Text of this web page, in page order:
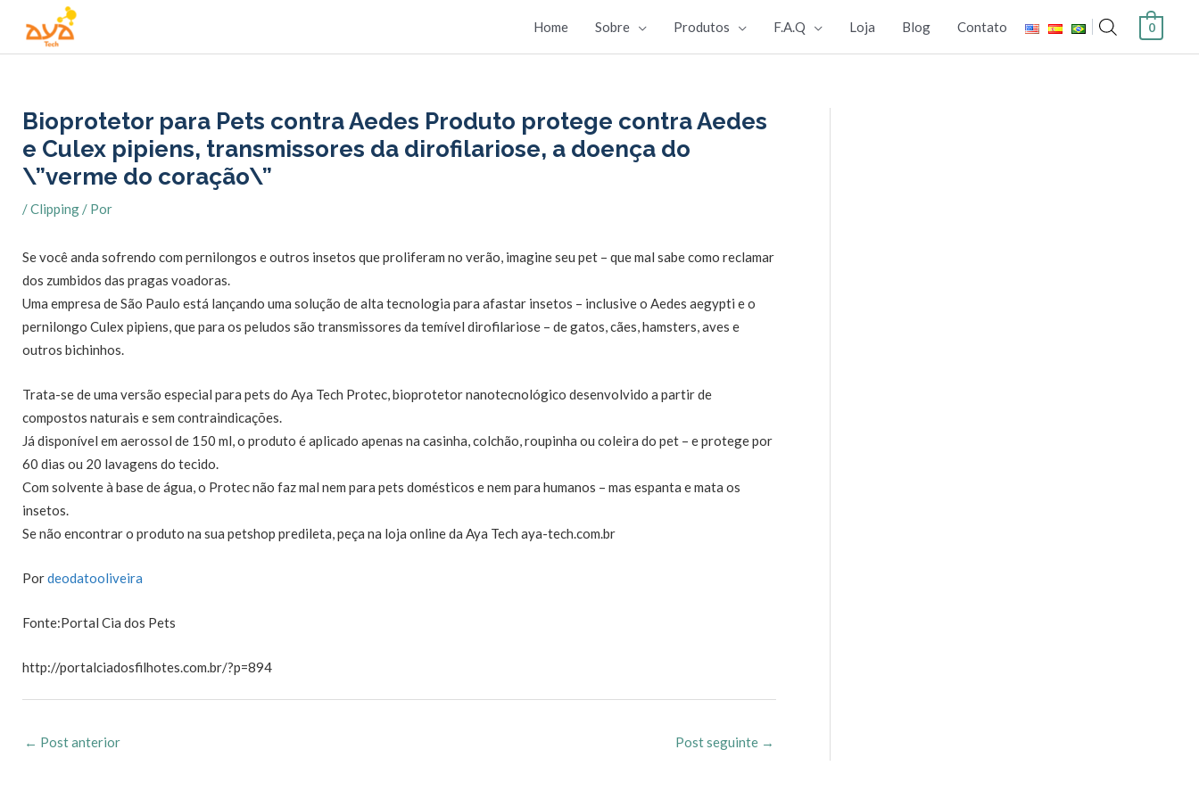
o
Home Sobre Produtos F.A.Q Loja Blog Contato 0
Bioprotetor para Pets contra Aedes Produto protege contra Aedes
e Culex pipiens, transmissores da dirofilariose, a doença do
\”verme do coração\”
/Clipping / Por
Se você anda sofrendo com pernilongos e outros insetos que proliferam no verão, imagine seu pet – que mal sabe como reclamar
dos zumbidos das pragas voadoras.
Uma empresa de São Paulo está lançando uma solução de alta tecnologia para afastar insetos – inclusive o Aedes aegypti e o
pernilongo Culex pipiens, que para os peludos são transmissores da temível dirofilariose – de gatos, cães, hamsters, aves e
outros bichinhos.
Trata-se de uma versão especial para pets do Aya Tech Protec, bioprotetor nanotecnológico desenvolvido a partir de
compostos naturais e sem contraindicações.
Já disponível em aerossol de 150 ml, o produto é aplicado apenas na casinha, colchão, roupinha ou coleira do pet – e protege por
60 dias ou 20 lavagens do tecido.
Com solvente à base de água, o Protec não faz mal nem para pets domésticos e nem para humanos – mas espanta e mata os
insetos.
Se não encontrar o produto na sua petshop predileta, peça na loja online da Aya Tech aya-tech.com.br
Pordeodatooliveira
Fonte:Portal Cia dos Pets
http://portalciadosfilhotes.com.br/?p=894
← Post anterior Post seguinte →